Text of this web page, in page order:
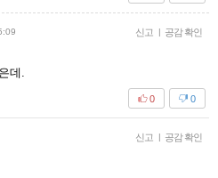
신고 | 공감 확인
데.
0
0
신고 | 공감 확인